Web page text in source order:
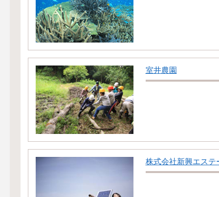
室井農園
株式会社新興エステ